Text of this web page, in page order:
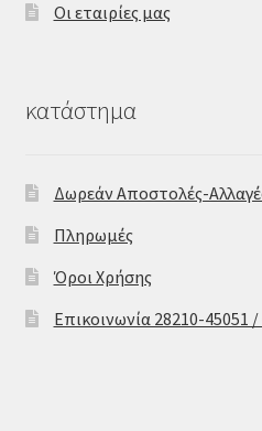
Οι εταιρίες μας
κατάστημα
Δωρεάν Αποστολές-
Πληρωμές
Όροι Χρήσης
Επικοινωνία 28210-45051